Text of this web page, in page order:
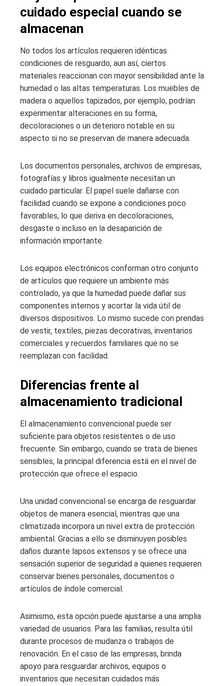
cuidado especial cuando se
almacenan
No todos los artículos requieren idénticas
condiciones de resguardo; aun así, ciertos
materiales reaccionan con mayor sensibilidad ante la
humedad o las altas temperaturas. Los muebles de
madera o aquellos tapizados, por ejemplo, podrían
experimentar alteraciones en su forma,
decoloraciones o un deterioro notable en su
aspecto si no se preservan de manera adecuada.
Los documentos personales, archivos de empresas,
fotografías y libros igualmente necesitan un
cuidado particular. El papel suele dañarse con
facilidad cuando se expone a condiciones poco
favorables, lo que deriva en decoloraciones,
desgaste o incluso en la desaparición de
información importante.
Los equipos electrónicos conforman otro conjunto
de artículos que requiere un ambiente más
controlado, ya que la humedad puede dañar sus
componentes internos y acortar la vida útil de
diversos dispositivos. Lo mismo sucede con prendas
de vestir, textiles, piezas decorativas, inventarios
comerciales y recuerdos familiares que no se
reemplazan con facilidad.
Diferencias frente al
almacenamiento tradicional
El almacenamiento convencional puede ser
suficiente para objetos resistentes o de uso
frecuente. Sin embargo, cuando se trata de bienes
sensibles, la principal diferencia está en el nivel de
protección que ofrece el espacio.
Una unidad convencional se encarga de resguardar
objetos de manera esencial, mientras que una
climatizada incorpora un nivel extra de protección
ambiental. Gracias a ello se disminuyen posibles
daños durante lapsos extensos y se ofrece una
sensación superior de seguridad a quienes requieren
conservar bienes personales, documentos o
artículos de índole comercial.
Asimismo, esta opción puede ajustarse a una amplia
variedad de usuarios. Para las familias, resulta útil
durante procesos de mudanza o trabajos de
renovación. En el caso de las empresas, brinda
apoyo para resguardar archivos, equipos o
inventarios que necesitan cuidados más